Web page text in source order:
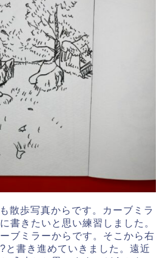
散歩写真からです。カーブミラ
書きたいと思い練習しました。
ブミラーからです。そこから右
と書き進めていきました。遠近